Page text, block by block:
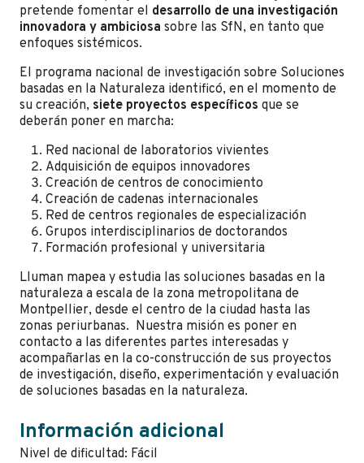
pretende fomentar el desarrollo de una investigación
innovadora y ambiciosa sobre las SfN, en tanto que
enfoques sistémicos.
El programa nacional de investigación sobre Soluciones
basadas en la Naturaleza identificó, en el momento de
su creación, siete proyectos específicos que se
deberán poner en marcha:
Red nacional de laboratorios vivientes
Adquisición de equipos innovadores
Creación de centros de conocimiento
Creación de cadenas internacionales
Red de centros regionales de especialización
Grupos interdisciplinarios de doctorandos
Formación profesional y universitaria
Lluman mapea y estudia las soluciones basadas en la
naturaleza a escala de la zona metropolitana de
Montpellier, desde el centro de la ciudad hasta las
zonas periurbanas. Nuestra misión es poner en
contacto a las diferentes partes interesadas y
acompañarlas en la co-construcción de sus proyectos
de investigación, diseño, experimentación y evaluación
de soluciones basadas en la naturaleza.
Información adicional
Nivel de dificultad: Fácil